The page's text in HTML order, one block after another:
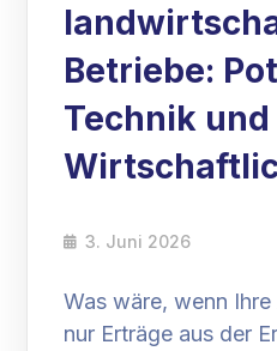
Betriebe:
Technik und
3. Juni 2026
Was wäre, wenn
nur Erträge aus der